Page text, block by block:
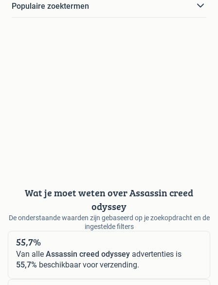
Populaire zoektermen
Wat je moet weten over Assassin creed
odyssey
De onderstaande waarden zijn gebaseerd op je zoekopdracht en de
ingestelde filters
55,7%
Van alle Assassin creed odyssey advertenties is
55,7% beschikbaar voor verzending.